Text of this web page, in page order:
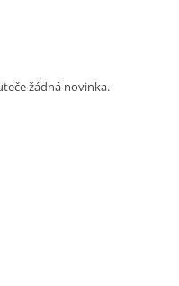
žádná novinka.